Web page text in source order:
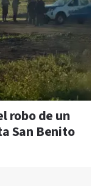
robo de un
San Benito